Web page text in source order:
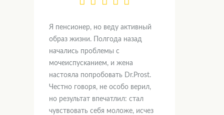
Я пенсионер, но веду активный
образ жизни. Полгода назад
начались проблемы с
мочеиспусканием, и жена
настояла попробовать Dr.Prost.
Честно говоря, не особо верил,
но результат впечатлил: стал
чувствовать себя моложе, исчез